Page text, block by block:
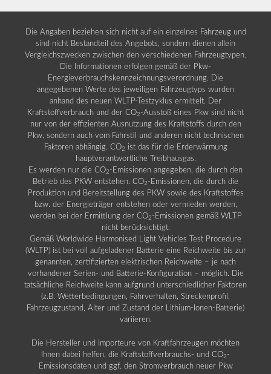
Die Angaben beziehen sich nicht auf ein einzelnes Fahrzeug und
sind nicht Bestandteil des Angebots, sondern dienen allein
Vergleichszwecken zwischen den verschiedenen Fahrzeugtypen.
Die Informationen erfolgen gemäß der Pkw-
Energieverbrauchskennzeichnungsverordnung. Die
angegebenen Werte des jeweiligen Fahrzeugtyps wurden
anhand des neuen WLTP-Testzyklus ermittelt. Der
Kraftstoffverbrauch und der CO2 -Ausstoß eines Pkw sind nicht
nur von der effizienten Ausnutzung des Kraftstoffs durch den
Pkw, sondern auch vom Fahrstil und anderen nicht technischen
Faktoren abhängig. CO2 ist das für die Erderwärmung
hauptverantwortliche Treibhausgas.
Es werden nur die CO2 -Emissionen angegeben, die durch den
Betrieb des PKW entstehen. CO2 -Emissionen, die durch die
Produktion und Bereitstellung des PKW sowie des Kraftstoffes
bzw. der Energieträger entstehen oder vermieden werden,
werden bei der Ermittlung der CO2 -Emissionen gemäß WLTP
nicht berücksichtigt.
Gemäß Worldwide Harmonised Light Vehicles Test Procedure
(WLTP) ist bei voll aufgeladener Batterie eine Reichweite bis zur
genannten, zertifizierten elektrischen Reichweite – je nach
vorhandener Serien- und Batterie-Konfiguration – möglich. Die
tatsächliche Reichweite kann aufgrund unterschiedlicher Faktoren
(z.B. Wetterbedingungen, Fahrverhalten, Streckenprofil,
Fahrzeugzustand, Alter und Zustand der Lithium-Ionen-Batterie)
variieren.
Die Hersteller und Importeure von Kraftfahrzeugen möchten
Ihnen dabei helfen, die Kraftstoffverbrauchs- und CO2 -
Emissionsdaten und ggf. den Stromverbrauch neuer Pkw